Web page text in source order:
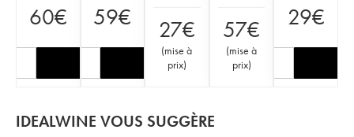
60€ 59€ 27€
(mise à
prix)
57€
(mise à
prix)
29€
IDEALWINE VOUS SUGGÈRE